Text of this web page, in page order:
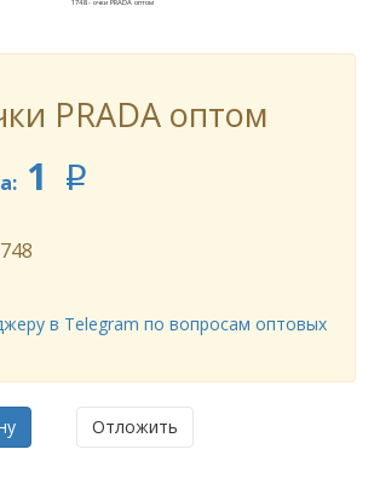
PRADA оптом
1 p
в Telegram по вопросам оптовых
Отложить